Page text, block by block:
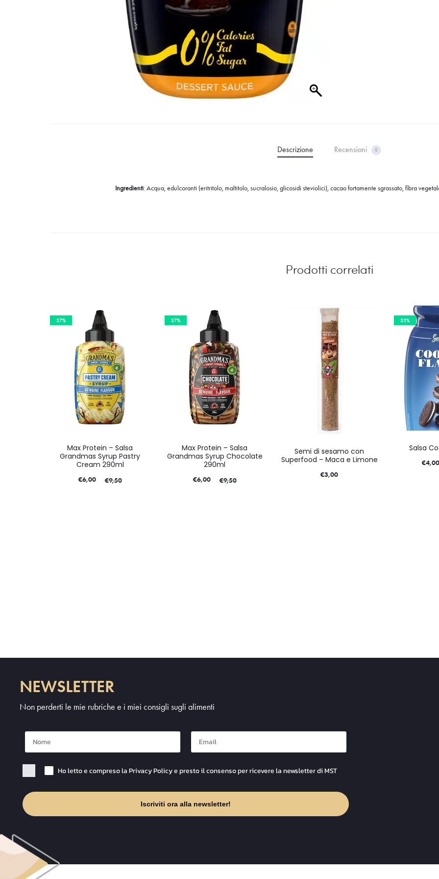
Descrizione Recensioni 0
Ingredienti: Acqua, edulcoranti (eritritolo, maltitolo, sucralosio, glicosidi steviolici), cacao fortamente sgrassato, fibra
Prodotti correlati
37%
Max Protein – Salsa
Grandmas Syrup Pastry
Cream 290ml
€9,50
€6,00
37%
Max Protein – Salsa
Grandmas Syrup Chocolate
290ml
€9,50
€6,00
Semi di sesamo con
Superfood – Maca e Limone
€3,00
33%
Salsa
€4,00
NEWSLETTER
Non perderti le mie rubriche e i miei consigli sugli alimenti
Nome Mail
Checkbox PrivacyHo letto e compreso la Privacy Policy e presto il consenso per ricevere la newsletter di MST
Iscriviti ora alla newsletter!